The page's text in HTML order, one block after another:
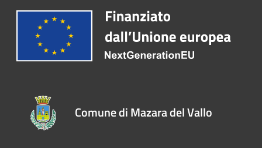
Comune di Mazara del Vallo